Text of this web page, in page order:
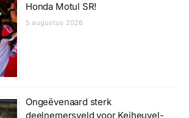
Honda Motul SR!
5 augustus 2026
Ongeëvenaard sterk
deelnemersveld voor Keiheuvel-